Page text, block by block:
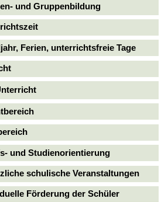
und Gruppenbildung
Ferien, unterrichtsfreie Tage
und Studienorientierung
schulische Veranstaltungen
Förderung der Schüler